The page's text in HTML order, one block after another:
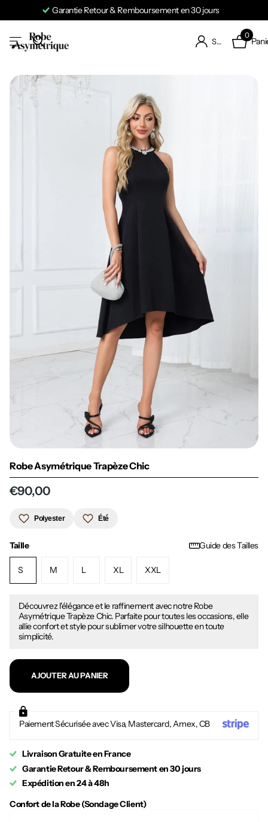
Garantie Retour & Remboursement en 30 jours
S'identifier
0
Robe Asymétrique Trapèze Chic
€90,00
Polyester Été
Taille Guide des Tailles
S M L XL XXL
Découvrez l'élégance et le raffinement avec notre Robe
Asymétrique Trapèze Chic. Parfaite pour toutes les occasions, elle
allie confort et style pour sublimer votre silhouette en toute
simplicité.
AJOUTER AU PANIER
Paiement Sécurisée avec Visa, Mastercard, Amex, CB
Livraison Gratuite en France
Garantie Retour & Remboursement en 30 jours
Expédition en 24 à 48h
Confort de la Robe (Sondage Client)